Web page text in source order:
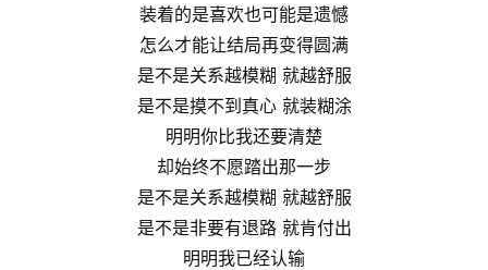
装着的是喜欢也可能是遗憾
怎么才能让结局再变得圆满
是不是关系越模糊 就越舒服
是不是摸不到真心 就装糊涂
明明你比我还要清楚
却始终不愿踏出那一步
是不是关系越模糊 就越舒服
是不是非要有退路 就肯付出
明明我已经认输